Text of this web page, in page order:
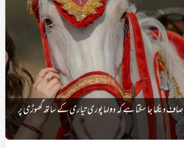
دیکھا جا سکتا ہے کہ دولہا پوری تیاری کے ساتھ گھوڑی پر